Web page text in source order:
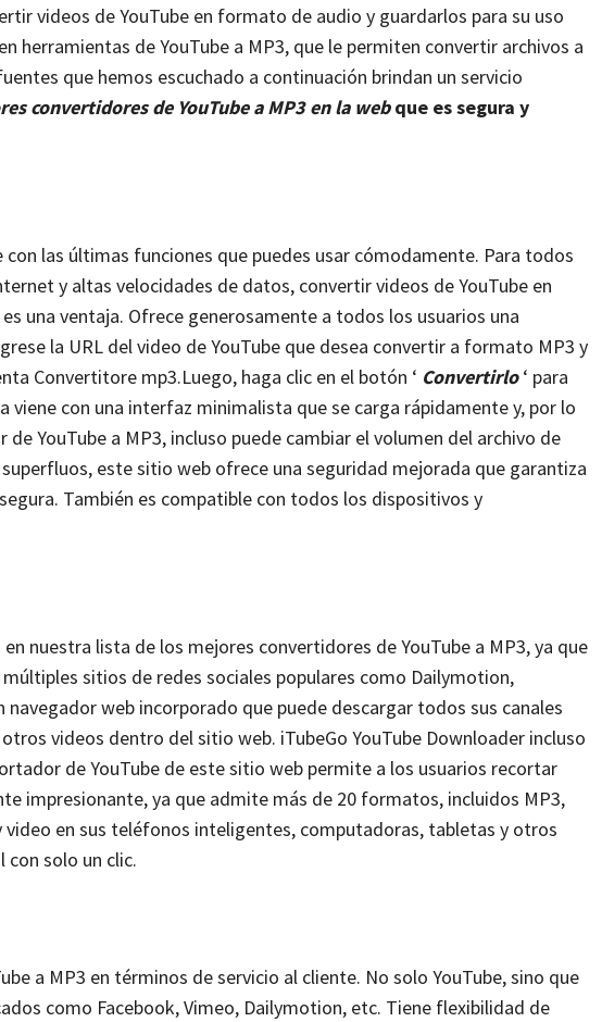
videos de YouTube en formato de audio y guardarlos para su uso
herramientas de YouTube a MP3, que le permiten convertir archivos a
que hemos escuchado a continuación brindan un servicio
convertidores de YouTube a MP3 en la webque es segura y
con las últimas funciones que puedes usar cómodamente. Para todos
y altas velocidades de datos, convertir videos de YouTube en
es una ventaja. Ofrece generosamente a todos los usuarios una
la URL del video de YouTube que desea convertir a formato MP3 y
Convertitore mp3.Luego, haga clic en el botón ‘ Convertirlo‘ para
viene con una interfaz minimalista que se carga rápidamente y, por lo
YouTube a MP3, incluso puede cambiar el volumen del archivo de
este sitio web ofrece una seguridad mejorada que garantiza
También es compatible con todos los dispositivos y
nuestra lista de los mejores convertidores de YouTube a MP3, ya que
sitios de redes sociales populares como Dailymotion,
navegador web incorporado que puede descargar todos sus canales
videos dentro del sitio web. iTubeGo YouTube Downloader incluso
de YouTube de este sitio web permite a los usuarios recortar
impresionante, ya que admite más de 20 formatos, incluidos MP3,
en sus teléfonos inteligentes, computadoras, tabletas y otros
solo un clic.
a MP3 en términos de servicio al cliente. No solo YouTube, sino que
como Facebook, Vimeo, Dailymotion, etc. Tiene flexibilidad de